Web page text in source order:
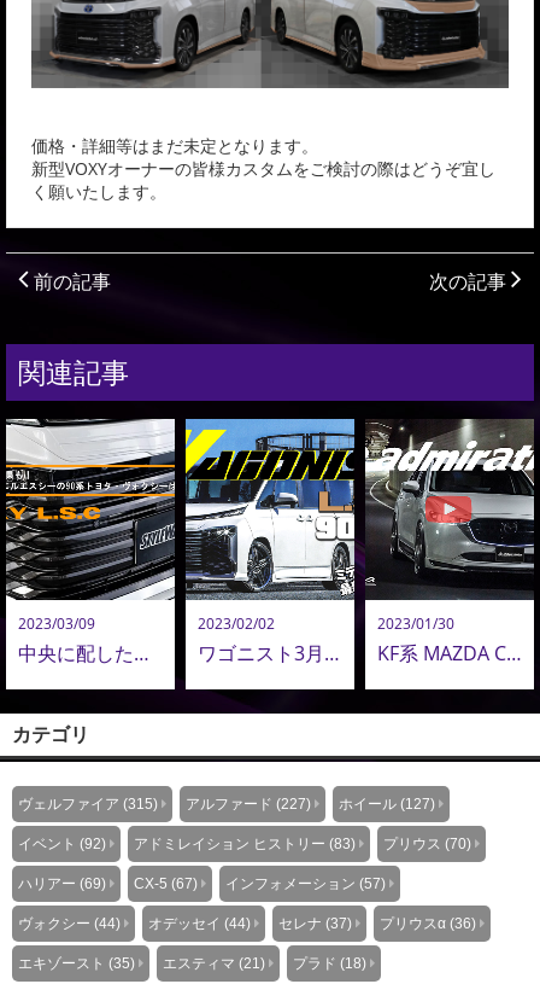
価格・詳細等はまだ未定となります。
新型VOXYオーナーの皆様カスタムをご検討の際はどうぞ宜し
く願いたします。
前の記事 次の記事
関連記事
2023/03/09
中央に配したメッキガーニッシュで個性を主張！フロントアンダーのみで完結できる少数精鋭の構成｜アドミレイション
2023/02/02
ワゴニスト3月号 90VOXY/ヴォクシー 【L.S.C】 エアロパーツ カスタム｜掲載紙紹介
2023/01/30
KF系 MAZDA CX-５ M/C後【Belta】 エアロパーツ カスタムPV公開
カテゴリ
ヴェルファイア (315) アルファード (227) ホイール (127)
イベント (92) アドミレイション ヒストリー (83) プリウス (70)
ハリアー (69) CX-5 (67) インフォメーション (57)
ヴォクシー (44) オデッセイ (44) セレナ (37) プリウスα (36)
エキゾースト (35) エスティマ (21) プラド (18)